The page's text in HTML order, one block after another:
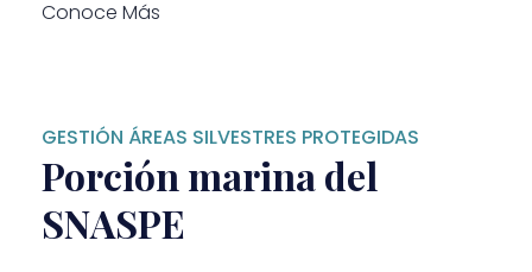
Conoce Más
GESTIÓN ÁREAS SILVESTRES PROTEGIDAS
Porción marina del
SNASPE